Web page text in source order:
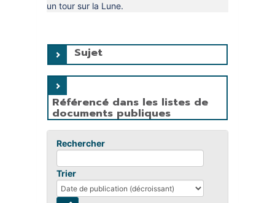
un tour sur la Lune.
Sujet
Référencé dans les listes de
documents publiques
Rechercher
Trier